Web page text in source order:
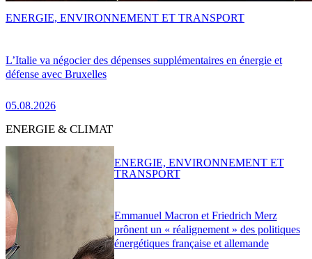
L’Italie va négocier des dépenses supplémentaires en énergie et
défense avec Bruxelles
05.08.2026
ENERGIE, ENVIRONNEMENT ET TRANSPORT
ENERGIE & CLIMAT
Emmanuel Macron et Friedrich Merz
prônent un « réalignement » des politiques
énergétiques française et allemande
ENERGIE, ENVIRONNEMENT ET
TRANSPORT